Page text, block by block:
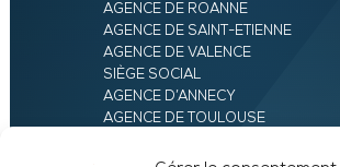
AGENCE DE ROANNE
AGENCE DE SAINT-ETIENNE
AGENCE DE VALENCE
SIÈGE SOCIAL
AGENCE D’ANNECY
AGENCE DE TOULOUSE
AGENCE D’ORLÉANS